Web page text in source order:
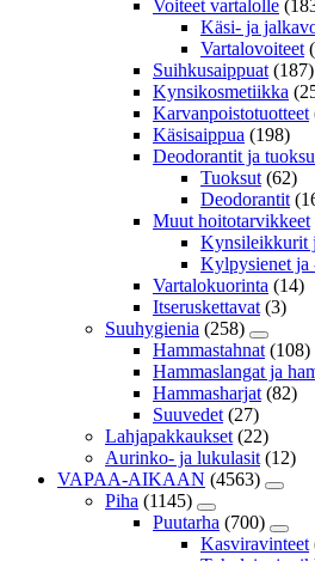
Voiteet vartalolle
Käsi- ja
Vartalovoiteet
Suihkusaippuat (187)
Kynsikosmetiikka
Karvanpoistotuotteet
Käsisaippua (198)
Deodorantit ja
Tuoksut (62)
Deodorantit
Muut hoitotarvikkeet
Kynsileikkurit
Kylpysienet ja
Vartalokuorinta (14)
Itseruskettavat (3)
Suuhygienia (258)
Hammastahnat (108)
Hammaslangat ja
Hammasharjat (82)
Suuvedet (27)
Lahjapakkaukset (22)
Aurinko- ja lukulasit (12)
VAPAA-AIKAAN (4563)
Piha (1145)
Puutarha (700)
Kasviravinteet